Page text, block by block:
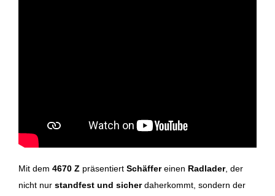
Mit dem 4670 Z präsentiert Schäffereinen Radlader, der
nicht nur standfest und sicherdaherkommt, sondern der